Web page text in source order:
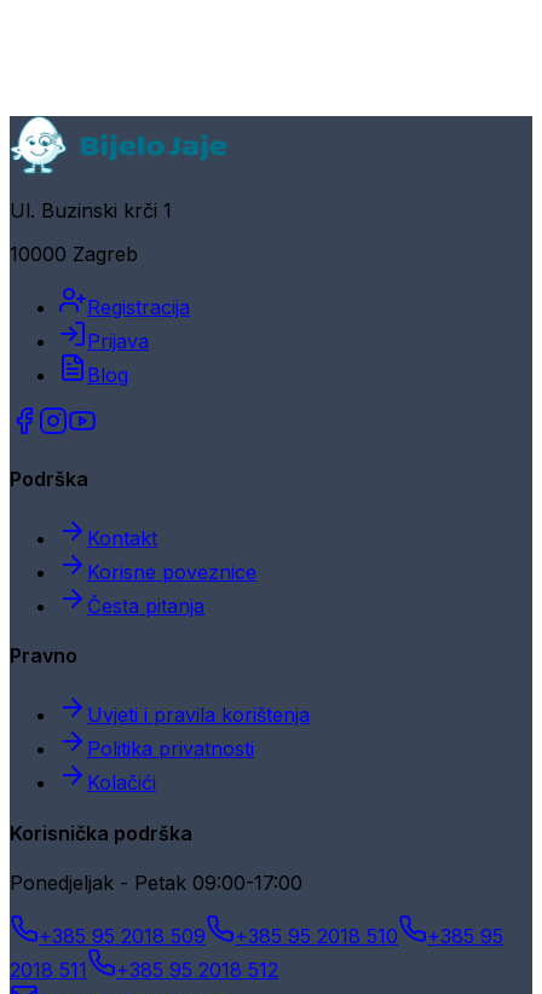
Ul. Buzinski krči 1
10000 Zagreb
Registracija
Prijava
Blog
Podrška
Kontakt
Korisne poveznice
Česta pitanja
Pravno
Uvjeti i pravila korištenja
Politika privatnosti
Kolačići
Korisnička podrška
Ponedjeljak - Petak 09:00-17:00
+385 95 2018 509 +385 95 2018 510
+385 95
2018 511
+385 95 2018 512